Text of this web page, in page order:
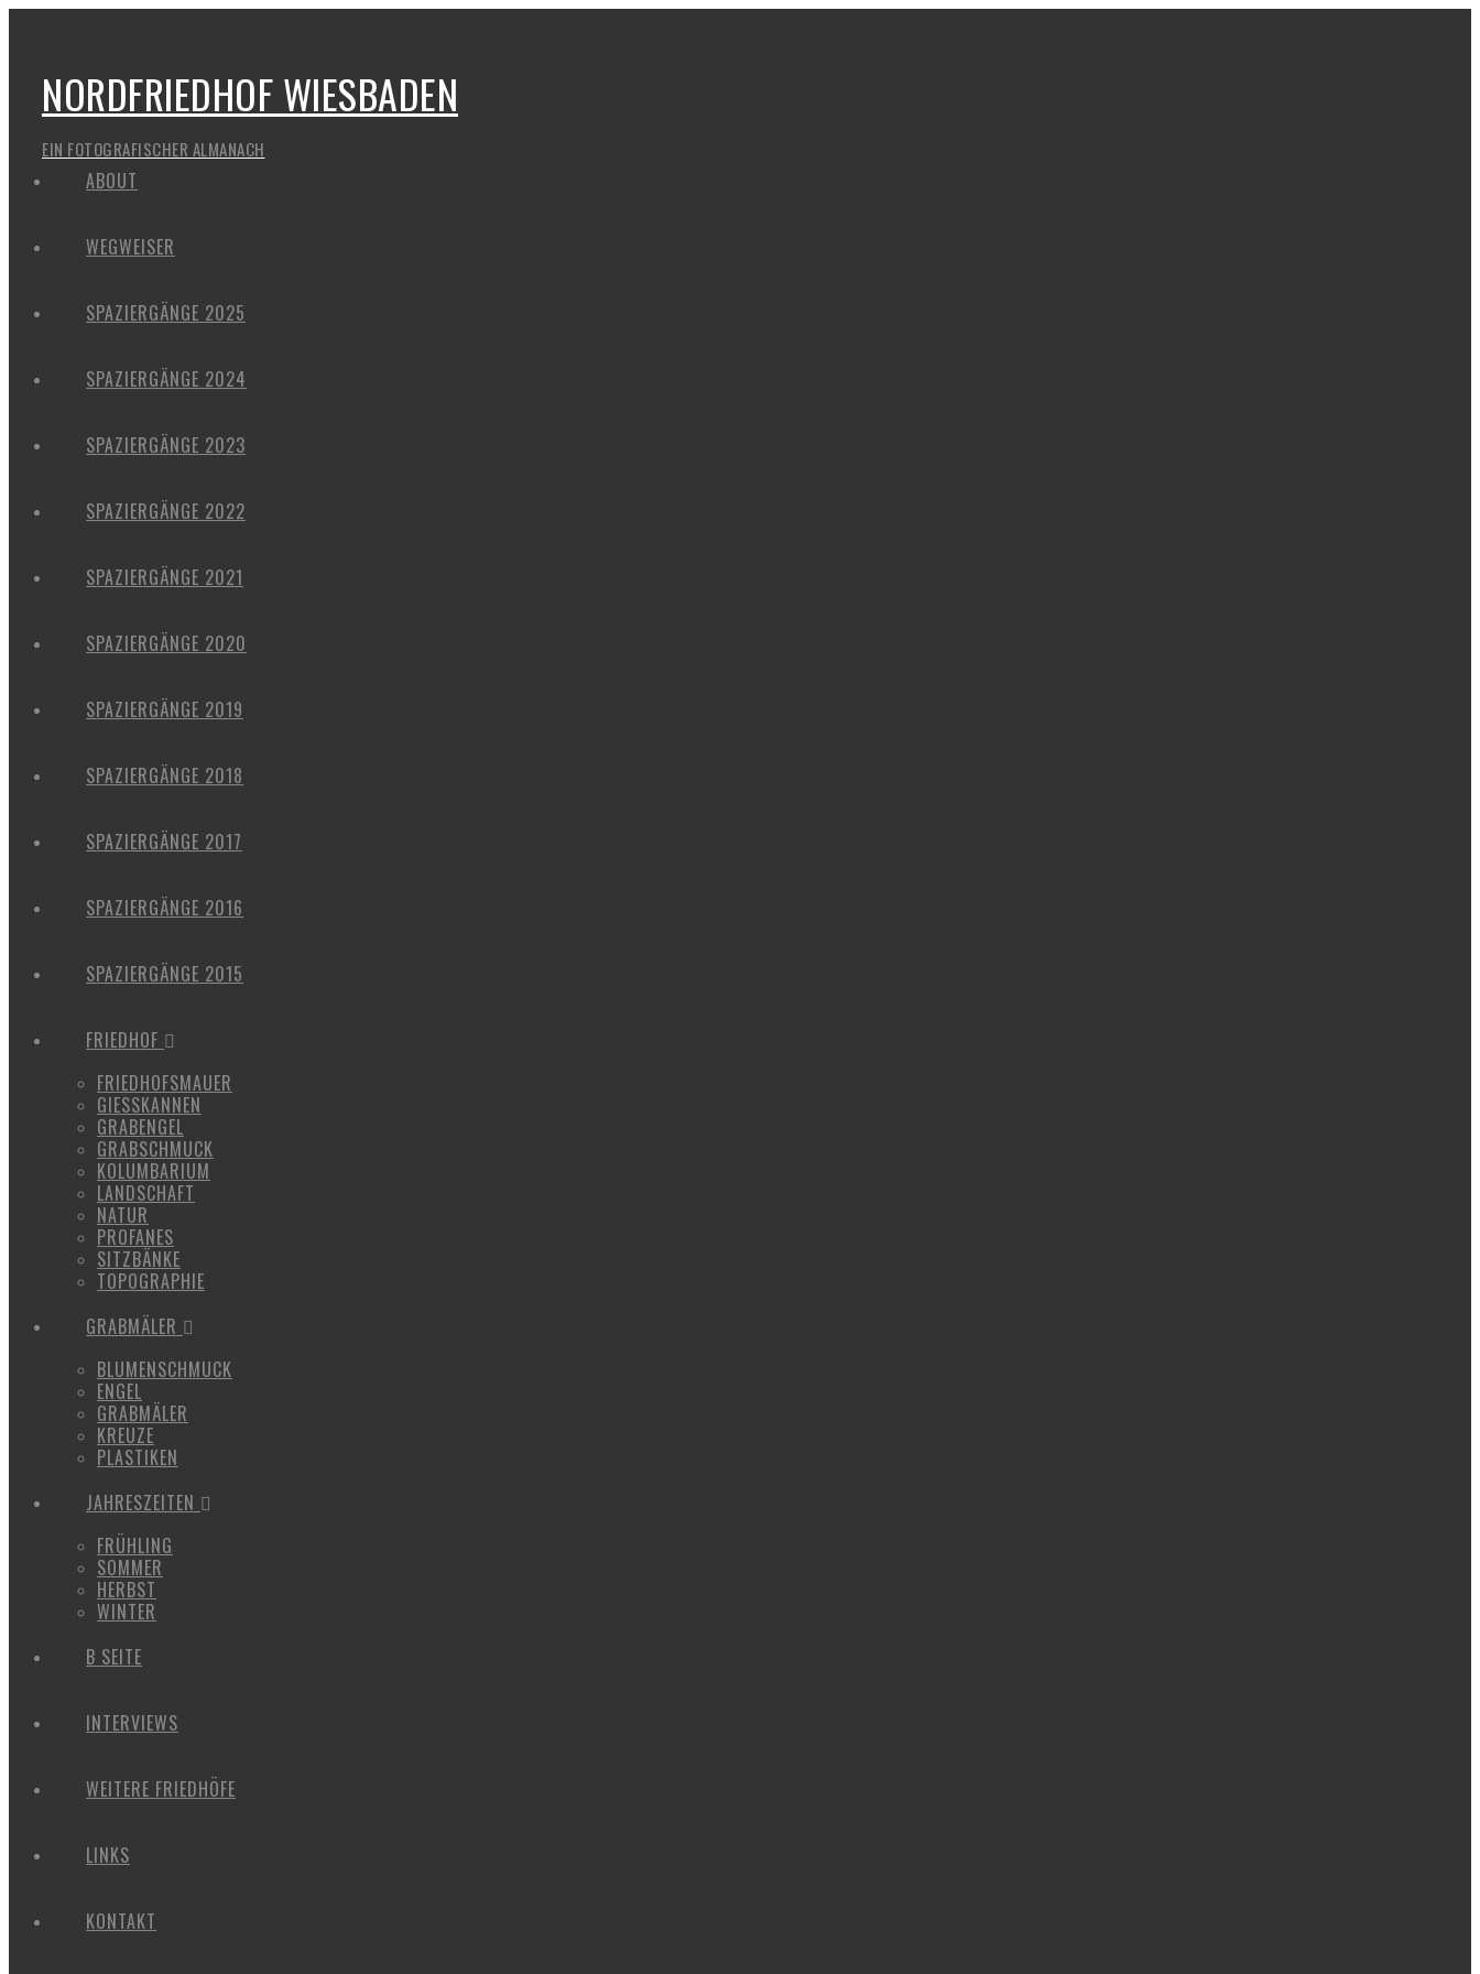
NORDFRIEDHOF WIESBADEN
EIN FOTOGRAFISCHER ALMANACH
ABOUT
WEGWEISER
SPAZIERGÄNGE 2025
SPAZIERGÄNGE 2024
SPAZIERGÄNGE 2023
SPAZIERGÄNGE 2022
SPAZIERGÄNGE 2021
SPAZIERGÄNGE 2020
SPAZIERGÄNGE 2019
SPAZIERGÄNGE 2018
SPAZIERGÄNGE 2017
SPAZIERGÄNGE 2016
SPAZIERGÄNGE 2015
FRIEDHOF
FRIEDHOFSMAUER
GIESSKANNEN
GRABENGEL
GRABSCHMUCK
KOLUMBARIUM
LANDSCHAFT
NATUR
PROFANES
SITZBÄNKE
TOPOGRAPHIE
GRABMÄLER
BLUMENSCHMUCK
ENGEL
GRABMÄLER
KREUZE
PLASTIKEN
JAHRESZEITEN
FRÜHLING
SOMMER
HERBST
WINTER
B SEITE
INTERVIEWS
WEITERE FRIEDHÖFE
LINKS
KONTAKT